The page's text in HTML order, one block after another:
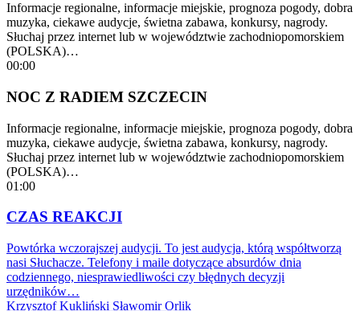
Informacje regionalne, informacje miejskie, prognoza pogody, dobra
muzyka, ciekawe audycje, świetna zabawa, konkursy, nagrody.
Słuchaj przez internet lub w województwie zachodniopomorskiem
(POLSKA)…
00:00
NOC Z RADIEM SZCZECIN
Informacje regionalne, informacje miejskie, prognoza pogody, dobra
muzyka, ciekawe audycje, świetna zabawa, konkursy, nagrody.
Słuchaj przez internet lub w województwie zachodniopomorskiem
(POLSKA)…
01:00
CZAS REAKCJI
Powtórka wczorajszej audycji. To jest audycja, którą współtworzą
nasi Słuchacze. Telefony i maile dotyczące absurdów dnia
codziennego, niesprawiedliwości czy błędnych decyzji
urzędników…
Krzysztof Kukliński Sławomir Orlik